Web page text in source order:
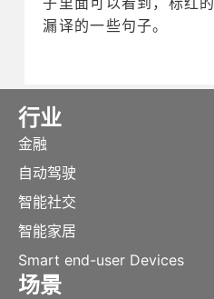
漏译的一些句子。
行业
金融
自动驾驶
智能社交
智能家居
Smart end-user Devices
场景